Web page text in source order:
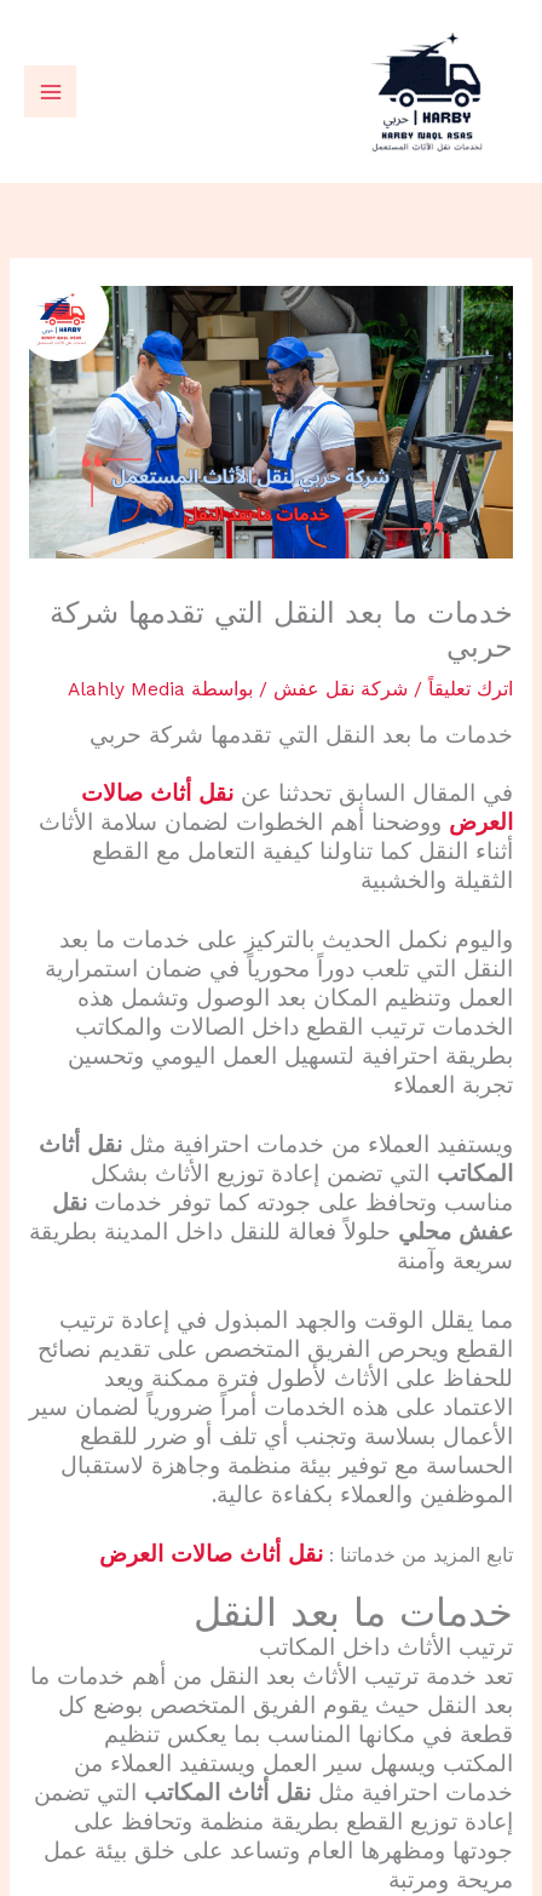
خدمات ما بعد النقل التي تقدمها شركة
حربي
اترك تعليقاً / شركة نقل عفش / بواسطة Alahly Media
خدمات ما بعد النقل التي تقدمها شركة حربي
في المقال السابق تحدثنا عن نقل أثاث صالات
العرض ووضحنا أهم الخطوات لضمان سلامة الأثاث
أثناء النقل كما تناولنا كيفية التعامل مع القطع
الثقيلة والخشبية
واليوم نكمل الحديث بالتركيز على خدمات ما بعد
النقل التي تلعب دوراً محورياً في ضمان استمرارية
العمل وتنظيم المكان بعد الوصول وتشمل هذه
الخدمات ترتيب القطع داخل الصالات والمكاتب
بطريقة احترافية لتسهيل العمل اليومي وتحسين
تجربة العملاء
ويستفيد العملاء من خدمات احترافية مثل نقل أثاث
المكاتب التي تضمن إعادة توزيع الأثاث بشكل
مناسب وتحافظ على جودته كما توفر خدمات نقل
عفش محلي حلولاً فعالة للنقل داخل المدينة بطريقة
سريعة وآمنة
مما يقلل الوقت والجهد المبذول في إعادة ترتيب
القطع ويحرص الفريق المتخصص على تقديم نصائح
للحفاظ على الأثاث لأطول فترة ممكنة ويعد
الاعتماد على هذه الخدمات أمراً ضرورياً لضمان سير
الأعمال بسلاسة وتجنب أي تلف أو ضرر للقطع
الحساسة مع توفير بيئة منظمة وجاهزة لاستقبال
الموظفين والعملاء بكفاءة عالية.
تابع المزيد من خدماتنا : نقل أثاث صالات العرض
خدمات ما بعد النقل
ترتيب الأثاث داخل المكاتب
تعد خدمة ترتيب الأثاث بعد النقل من أهم خدمات ما
بعد النقل حيث يقوم الفريق المتخصص بوضع كل
قطعة في مكانها المناسب بما يعكس تنظيم
المكتب ويسهل سير العمل ويستفيد العملاء من
خدمات احترافية مثل نقل أثاث المكاتب التي تضمن
إعادة توزيع القطع بطريقة منظمة وتحافظ على
جودتها ومظهرها العام وتساعد على خلق بيئة عمل
مريحة ومرتبة